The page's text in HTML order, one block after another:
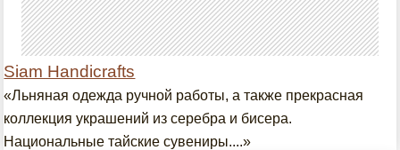
Siam Handicrafts
«Льняная одежда ручной работы, а также прекрасная
коллекция украшений из серебра и бисера.
Национальные тайские сувениры....»